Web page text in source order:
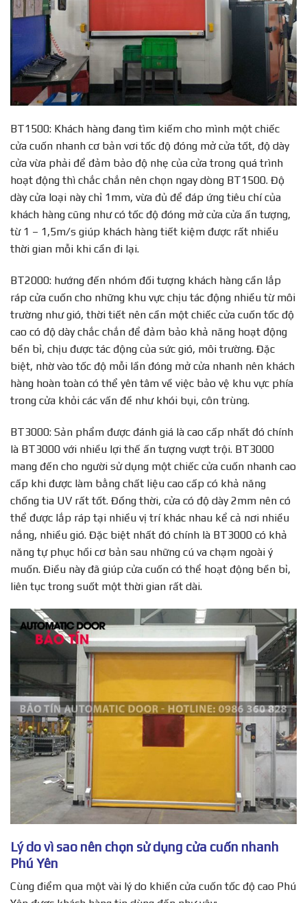
BT1500: Khách hàng đang tìm kiếm cho mình một chiếc
cửa cuốn nhanh cơ bản vơi tốc độ đóng mở cửa tốt, độ dày
cửa vừa phải để đảm bảo độ nhẹ của cửa trong quá trình
hoạt động thì chắc chắn nên chọn ngay dòng BT1500. Độ
dày cửa loại này chỉ 1mm, vừa đủ để đáp ứng tiêu chí của
khách hàng cũng như có tốc độ đóng mở cửa cửa ấn tượng,
từ 1 – 1,5m/s giúp khách hàng tiết kiệm được rất nhiều
thời gian mỗi khi cần đi lại.
BT2000: hướng đến nhóm đối tượng khách hàng cần lắp
ráp cửa cuốn cho những khu vực chịu tác động nhiều từ môi
trường như gió, thời tiết nên cần một chiếc cửa cuốn tốc độ
cao có độ dày chắc chắn để đảm bảo khả năng hoạt động
bền bỉ, chịu được tác động của sức gió, môi trường. Đặc
biệt, nhờ vào tốc độ mỗi lần đóng mở cửa nhanh nên khách
hàng hoàn toàn có thể yên tâm về việc bảo vệ khu vực phía
trong cửa khỏi các vấn đề như khói bụi, côn trùng.
BT3000: Sản phẩm được đánh giá là cao cấp nhất đó chính
là BT3000 với nhiều lợi thế ấn tượng vượt trội. BT3000
mang đến cho người sử dụng một chiếc cửa cuốn nhanh cao
cấp khi được làm bằng chất liệu cao cấp có khả năng
chống tia UV rất tốt. Đồng thời, cửa có độ dày 2mm nên có
thể được lắp ráp tại nhiều vị trí khác nhau kể cả nơi nhiều
nắng, nhiều gió. Đặc biệt nhất đó chính là BT3000 có khả
năng tự phục hồi cơ bản sau những cú va chạm ngoài ý
muốn. Điều này đã giúp cửa cuốn có thể hoạt động bền bỉ,
liên tục trong suốt một thời gian rất dài.
Lý do vì sao nên chọn sử dụng cửa cuốn nhanh
Phú Yên
Cùng điểm qua một vài lý do khiến cửa cuốn tốc độ cao Phú